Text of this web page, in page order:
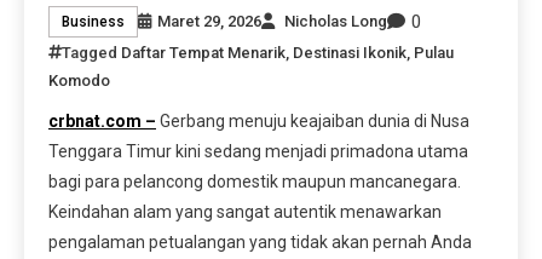
Business Maret 29, 2026 Nicholas Long 0
Tagged Daftar Tempat Menarik Destinasi Ikonik Pulau
Komodo
crbnat.com – Gerbang menuju keajaiban dunia di Nusa
Tenggara Timur kini sedang menjadi primadona utama
bagi para pelancong domestik maupun mancanegara.
Keindahan alam yang sangat autentik menawarkan
pengalaman petualangan yang tidak akan pernah Anda